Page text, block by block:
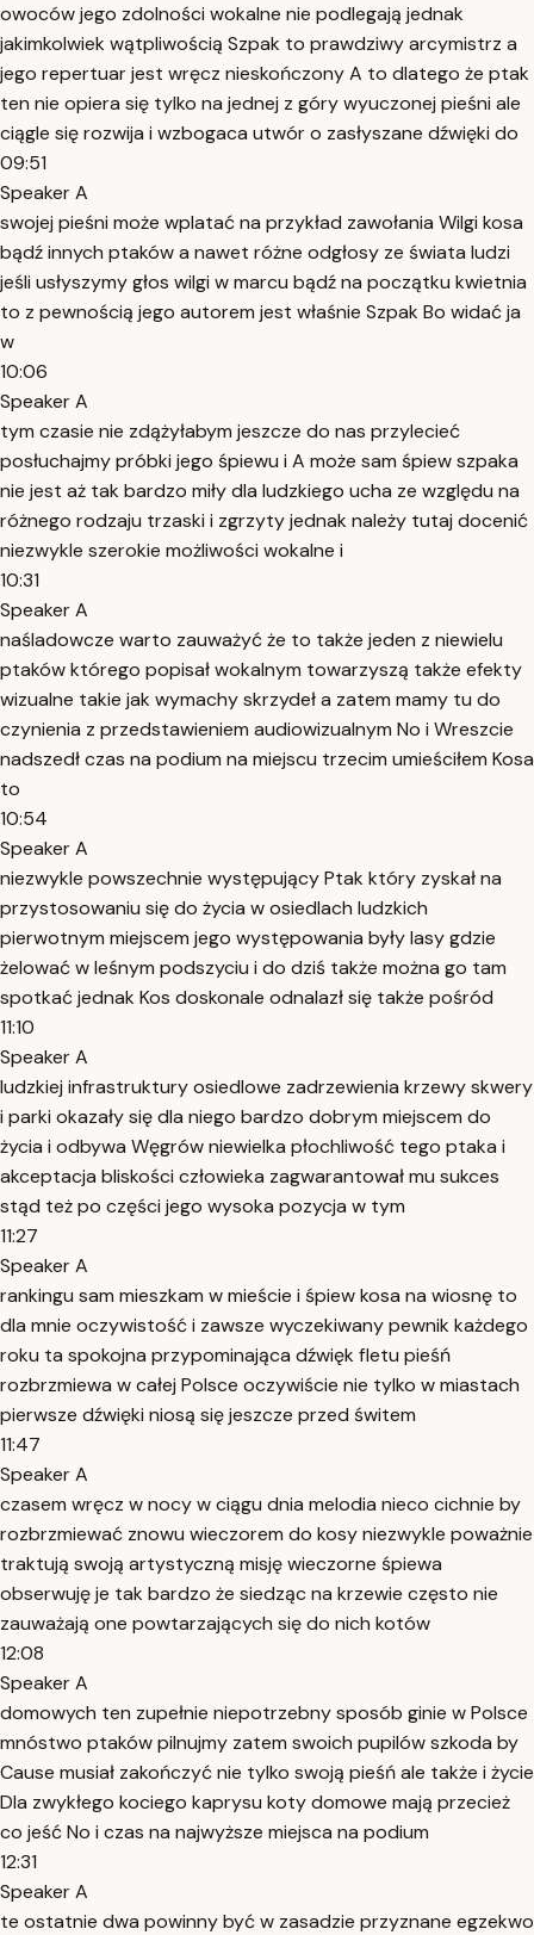
owoców jego zdolności wokalne nie podlegają jednak
jakimkolwiek wątpliwością Szpak to prawdziwy arcymistrz a
jego repertuar jest wręcz nieskończony A to dlatego że ptak
ten nie opiera się tylko na jednej z góry wyuczonej pieśni ale
ciągle się rozwija i wzbogaca utwór o zasłyszane dźwięki do
09:51
Speaker A
swojej pieśni może wplatać na przykład zawołania Wilgi kosa
bądź innych ptaków a nawet różne odgłosy ze świata ludzi
jeśli usłyszymy głos wilgi w marcu bądź na początku kwietnia
to z pewnością jego autorem jest właśnie Szpak Bo widać ja
w
10:06
Speaker A
tym czasie nie zdążyłabym jeszcze do nas przylecieć
posłuchajmy próbki jego śpiewu i A może sam śpiew szpaka
nie jest aż tak bardzo miły dla ludzkiego ucha ze względu na
różnego rodzaju trzaski i zgrzyty jednak należy tutaj docenić
niezwykle szerokie możliwości wokalne i
10:31
Speaker A
naśladowcze warto zauważyć że to także jeden z niewielu
ptaków którego popisał wokalnym towarzyszą także efekty
wizualne takie jak wymachy skrzydeł a zatem mamy tu do
czynienia z przedstawieniem audiowizualnym No i Wreszcie
nadszedł czas na podium na miejscu trzecim umieściłem Kosa
to
10:54
Speaker A
niezwykle powszechnie występujący Ptak który zyskał na
przystosowaniu się do życia w osiedlach ludzkich
pierwotnym miejscem jego występowania były lasy gdzie
żelować w leśnym podszyciu i do dziś także można go tam
spotkać jednak Kos doskonale odnalazł się także pośród
11:10
Speaker A
ludzkiej infrastruktury osiedlowe zadrzewienia krzewy skwery
i parki okazały się dla niego bardzo dobrym miejscem do
życia i odbywa Węgrów niewielka płochliwość tego ptaka i
akceptacja bliskości człowieka zagwarantował mu sukces
stąd też po części jego wysoka pozycja w tym
11:27
Speaker A
rankingu sam mieszkam w mieście i śpiew kosa na wiosnę to
dla mnie oczywistość i zawsze wyczekiwany pewnik każdego
roku ta spokojna przypominająca dźwięk fletu pieśń
rozbrzmiewa w całej Polsce oczywiście nie tylko w miastach
pierwsze dźwięki niosą się jeszcze przed świtem
11:47
Speaker A
czasem wręcz w nocy w ciągu dnia melodia nieco cichnie by
rozbrzmiewać znowu wieczorem do kosy niezwykle poważnie
traktują swoją artystyczną misję wieczorne śpiewa
obserwuję je tak bardzo że siedząc na krzewie często nie
zauważają one powtarzających się do nich kotów
12:08
Speaker A
domowych ten zupełnie niepotrzebny sposób ginie w Polsce
mnóstwo ptaków pilnujmy zatem swoich pupilów szkoda by
Cause musiał zakończyć nie tylko swoją pieśń ale także i życie
Dla zwykłego kociego kaprysu koty domowe mają przecież
co jeść No i czas na najwyższe miejsca na podium
12:31
Speaker A
te ostatnie dwa powinny być w zasadzie przyznane egzekwo